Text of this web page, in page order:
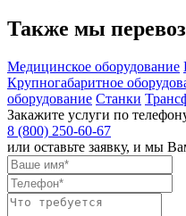
Также мы
Медицинское оборудование
Крупногабаритное
оборудование Станки
Закажите услуги по
8 (800) 250-60-67
или оставьте заявку, и мы